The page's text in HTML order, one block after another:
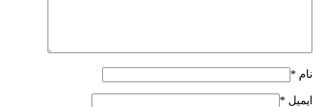
نام *
ایمیل *